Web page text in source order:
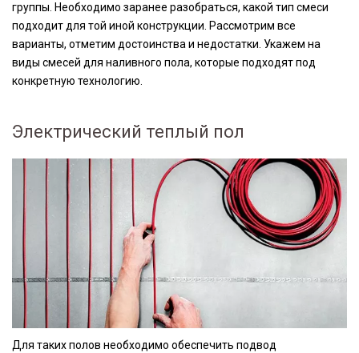
группы. Необходимо заранее разобраться, какой тип смеси
подходит для той иной конструкции. Рассмотрим все
варианты, отметим достоинства и недостатки. Укажем на
виды смесей для наливного пола, которые подходят под
конкретную технологию.
Электрический теплый пол
Для таких полов необходимо обеспечить подвод